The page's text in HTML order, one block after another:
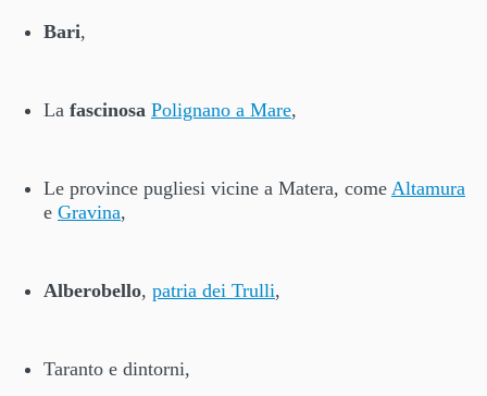
Bari,
La fascinosa Polignano a Mare,
Le province pugliesi vicine a Matera, come Altamura
e Gravina,
Alberobello, patria dei Trulli,
Taranto e dintorni,